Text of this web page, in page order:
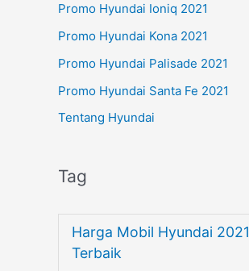
Promo Hyundai Ioniq 2021
Promo Hyundai Kona 2021
Promo Hyundai Palisade 2021
Promo Hyundai Santa Fe 2021
Tentang Hyundai
Tag
Harga Mobil Hyundai 2021
Terbaik